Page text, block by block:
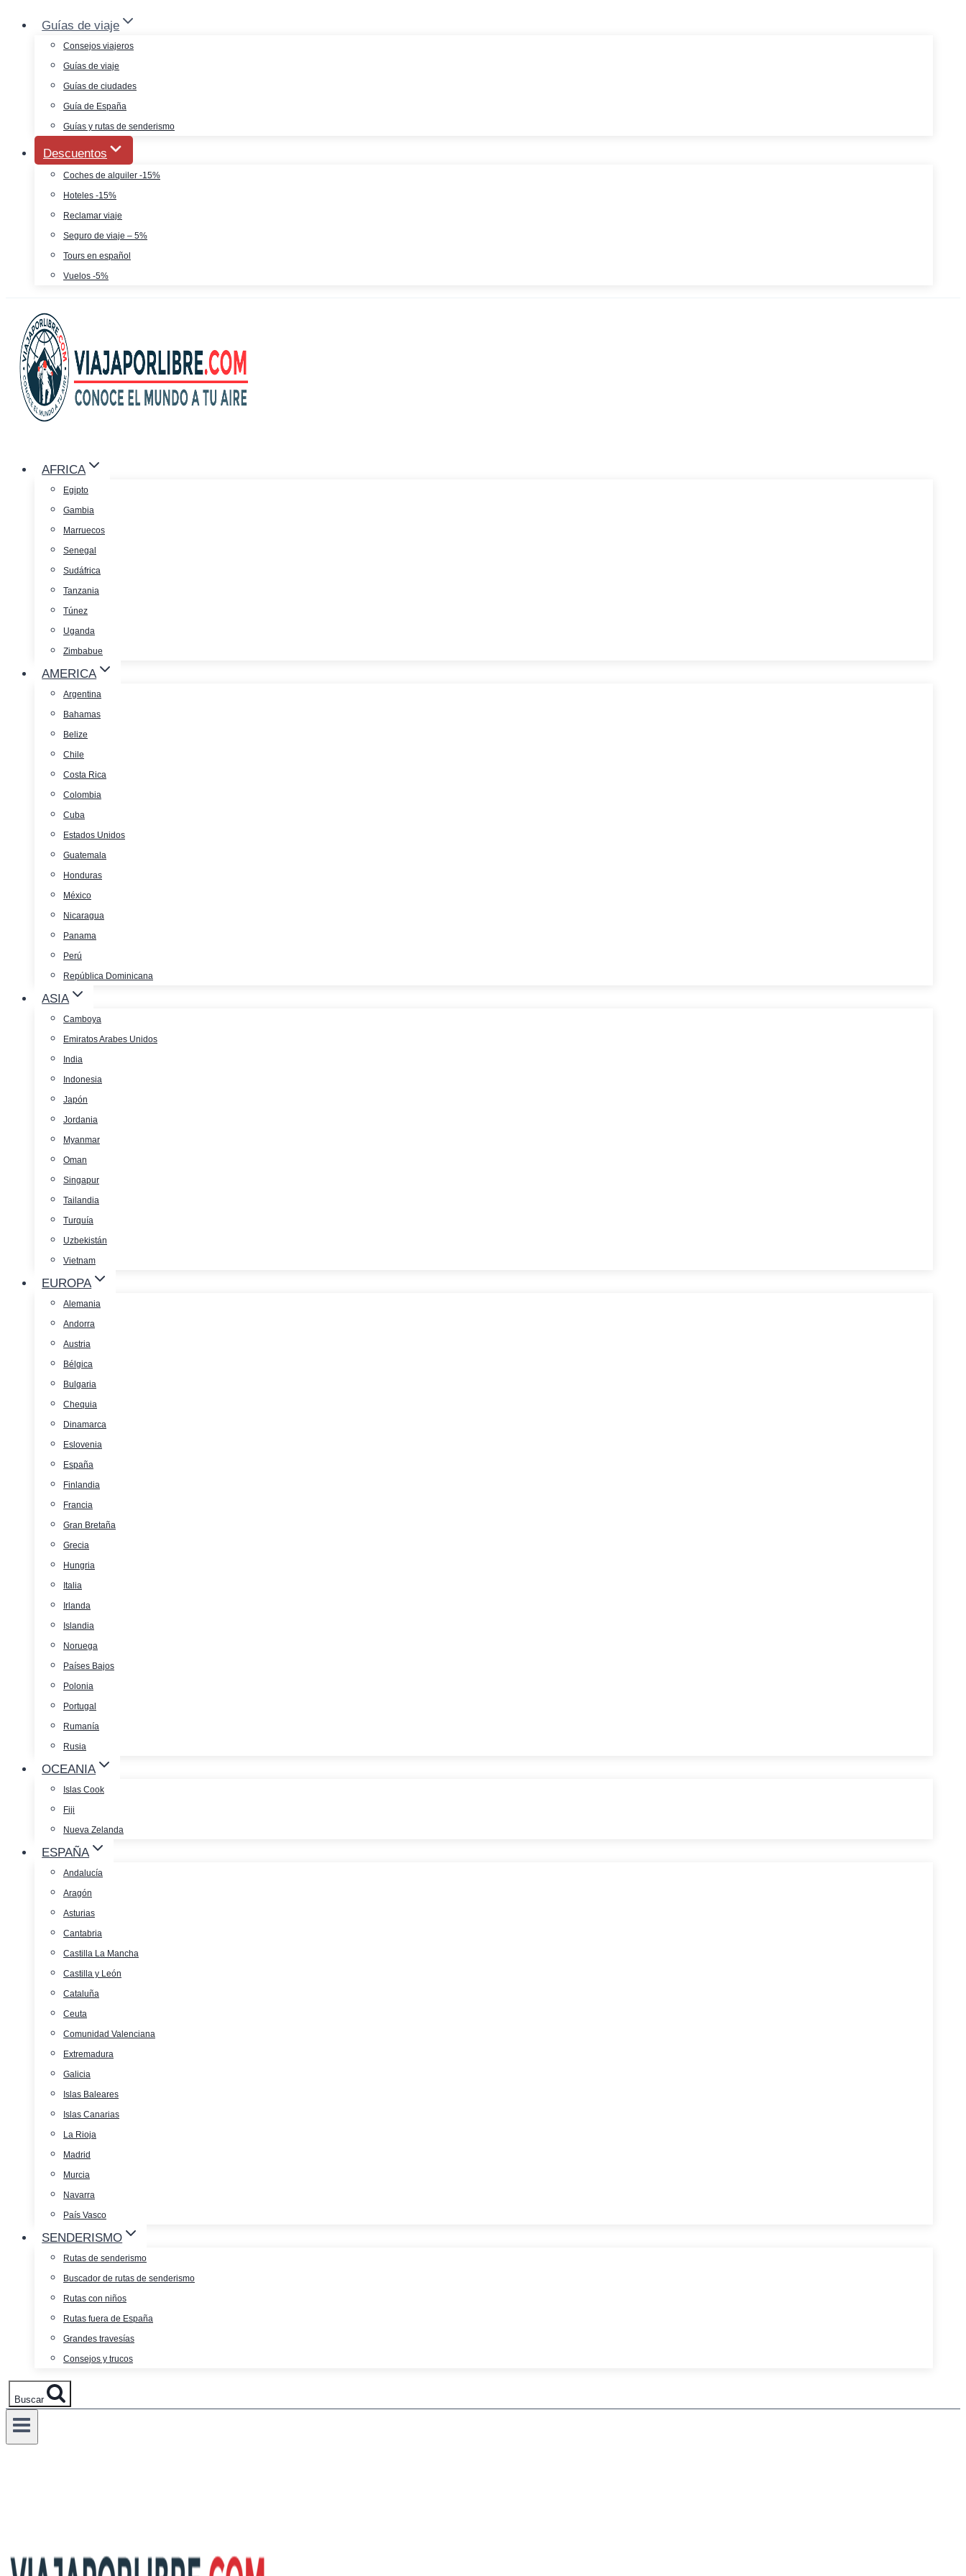
Saltar
contenido
Guías de viaje
Consejos viajeros
Guías de viaje
Guías de ciudades
Guía de España
Guías y rutas de senderismo
Descuentos
Coches de alquiler -15%
Hoteles -15%
Reclamar viaje
Seguro de viaje – 5%
Tours en español
Vuelos -5%
AFRICA
Egipto
Gambia
Marruecos
Senegal
Sudáfrica
Tanzania
Túnez
Uganda
Zimbabue
AMERICA
Argentina
Bahamas
Belize
Chile
Costa Rica
Colombia
Cuba
Estados Unidos
Guatemala
Honduras
México
Nicaragua
Panama
Perú
República Dominicana
ASIA
Camboya
Emiratos Arabes Unidos
India
Indonesia
Japón
Jordania
Myanmar
Oman
Singapur
Tailandia
Turquía
Uzbekistán
Vietnam
EUROPA
Alemania
Andorra
Austria
Bélgica
Bulgaria
Chequia
Dinamarca
Eslovenia
España
Finlandia
Francia
Gran Bretaña
Grecia
Hungria
Italia
Irlanda
Islandia
Noruega
Países Bajos
Polonia
Portugal
Rumanía
Rusia
OCEANIA
Islas Cook
Fiji
Nueva Zelanda
ESPAÑA
Andalucía
Aragón
Asturias
Cantabria
Castilla La Mancha
Castilla y León
Cataluña
Ceuta
Comunidad Valenciana
Extremadura
Galicia
Islas Baleares
Islas Canarias
La Rioja
Madrid
Murcia
Navarra
País Vasco
SENDERISMO
Rutas de senderismo
Buscador de rutas de senderismo
Rutas con niños
Rutas fuera de España
Grandes travesías
Consejos y trucos
Buscar